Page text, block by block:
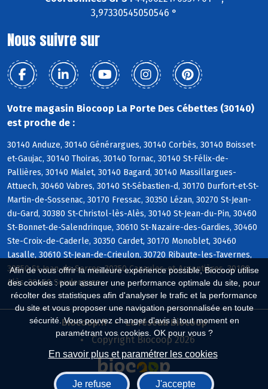
Afin de vous offrir la meilleure expérience possible, Biocoop utilise
des cookies : pour assurer une performance optimale du site, pour
récolter des statistiques afin d'analyser le trafic et la performance
du site et vous proposer une navigation personnalisée en toute
sécurité. Vous pouvez changer d'avis à tout moment en
paramétrant vos cookies. OK pour vous ?
En savoir plus et paramétrer les cookies
Je refuse J'accepte
3,97330545050546 °
Nous suivre sur
Votre magasin Biocoop La Porte Des Cébettes (30140)
est proche de :
30140 Anduze, 30140 Générargues, 30140 Corbès, 30140 Boisset-
et-Gaujac, 30140 Thoiras, 30140 Tornac, 30140 St-Félix-de-
Pallières, 30140 Mialet, 30140 Bagard, 30140 Massillargues-
Attuech, 30460 Vabres, 30140 St-Sébastien-d, 30170 Durfort-et-St-
Martin-de-Sossenac, 30170 Fressac, 30350 Lézan, 30270 St-Jean-
du-Gard, 30380 St-Christol-lès-Alès, 30140 St-Jean-du-Pin, 30460
St-Bonnet-de-Salendrinque, 30610 St-Nazaire-des-Gardies, 30460
Ste-Croix-de-Caderle, 30350 Cardet, 30170 Monoblet, 30460
Lasalle, 30610 St-Jean-de-Crieulon, 30720 Ribaute-les-Tavernes,
30350 St-Jean-de-Serres, 30350 Canaules-et-Argentières, 30100
Alès, 30460 Soudorgues
Biocoop.fr
Le réseau Biocoop
Copyright Biocoop 2026